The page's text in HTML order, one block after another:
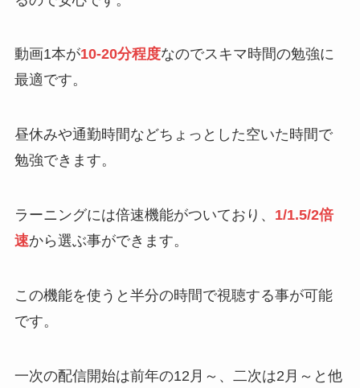
動画1本が10-20分程度なのでスキマ時間の勉強に
最適です。
昼休みや通勤時間などちょっとした空いた時間で
勉強できます。
ラーニングには倍速機能がついており、 1/1.5/2倍
速から選ぶ事ができます。
この機能を使うと半分の時間で視聴する事が可能
です。
一次の配信開始は前年の12月～、二次は2月～と他